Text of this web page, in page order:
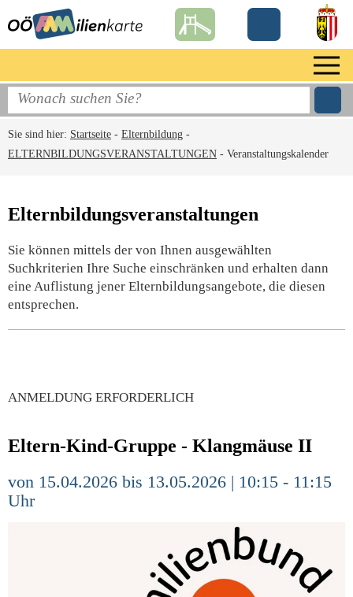
Sie sind hier: Startseite - Elternbildung -
ELTERNBILDUNGSVERANSTALTUNGEN - Veranstaltungskalender
Elternbildungsveranstaltungen
Sie können mittels der von Ihnen ausgewählten
Suchkriterien Ihre Suche einschränken und erhalten dann
eine Auflistung jener Elternbildungsangebote, die diesen
entsprechen.
ANMELDUNG ERFORDERLICH
Eltern-Kind-Gruppe - Klangmäuse II
von 15.04.2026 bis 13.05.2026 | 10:15 - 11:15
Uhr